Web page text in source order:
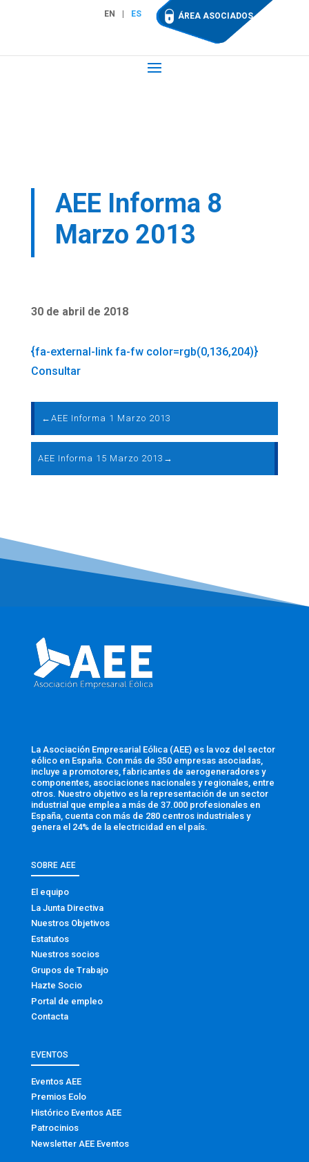
EN ES ÁREA ASOCIADOS
AEE Informa 8
Marzo 2013
30 de abril de 2018
{fa-external-link fa-fw color=rgb(0,136,204)}
Consultar
← AEE Informa 1 Marzo 2013
AEE Informa 15 Marzo 2013 →
La Asociación Empresarial Eólica (AEE) es la voz del sector
eólico en España. Con más de 350 empresas asociadas,
incluye a promotores, fabricantes de aerogeneradores y
componentes, asociaciones nacionales y regionales, entre
otros. Nuestro objetivo es la representación de un sector
industrial que emplea a más de 37.000 profesionales en
España, cuenta con más de 280 centros industriales y
genera el 24% de la electricidad en el país.
SOBRE AEE
El equipo
La Junta Directiva
Nuestros Objetivos
Estatutos
Nuestros socios
Grupos de Trabajo
Hazte Socio
Portal de empleo
Contacta
EVENTOS
Eventos AEE
Premios Eolo
Histórico Eventos AEE
Patrocinios
Newsletter AEE Eventos